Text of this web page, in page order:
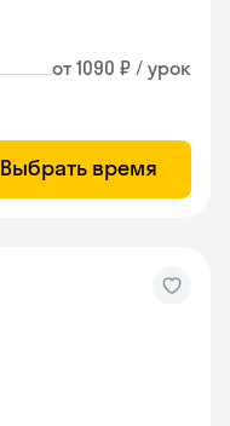
от 1090 ₽ / урок
Выбрать время